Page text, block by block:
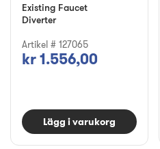
Existing Faucet
Diverter
Artikel # 127065
kr 1.556,00
Lägg i varukorg